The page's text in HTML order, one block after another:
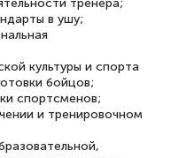
курс
по
в ушу;
культуры и спорта
бойцов;
спортсменов;
и тренировочном